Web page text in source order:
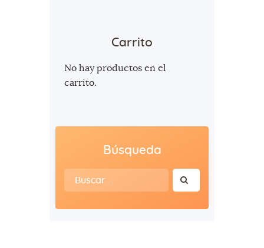
Carrito
No hay productos en el
carrito.
Búsqueda
Buscar: